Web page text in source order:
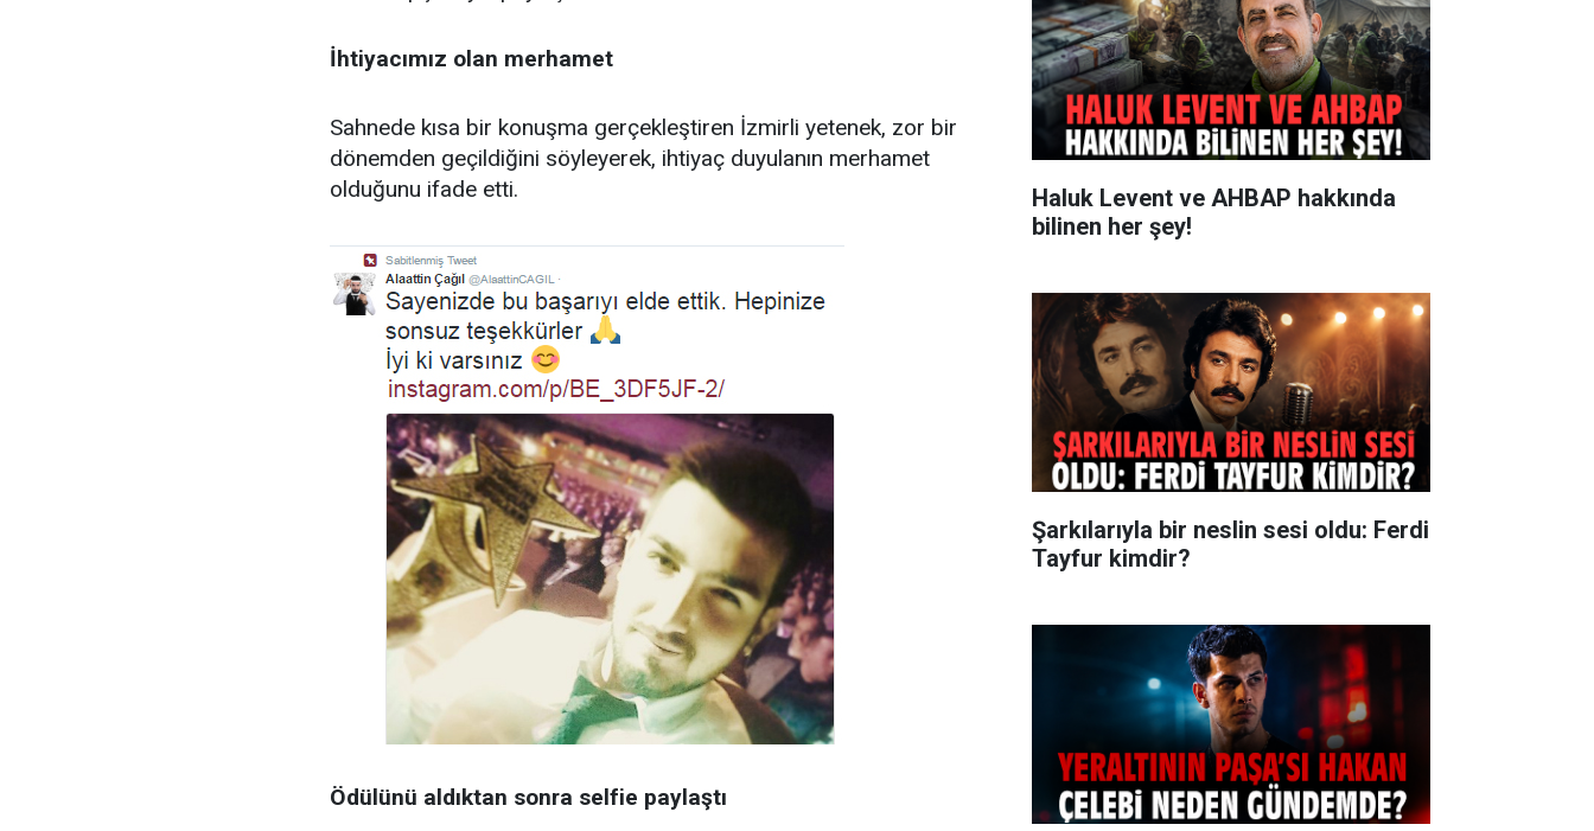
İhtiyacımız olan merhamet
Sahnede kısa bir konuşma gerçekleştiren İzmirli yetenek, zor bir
dönemden geçildiğini söyleyerek, ihtiyaç duyulanın merhamet
olduğunu ifade etti.
Ödülünü aldıktan sonra selfie paylaştı
Haluk Levent ve AHBAP hakkında
bilinen her şey!
Şarkılarıyla bir neslin sesi oldu: Ferdi
Tayfur kimdir?